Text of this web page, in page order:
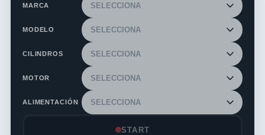
MARCA
MODELO
CILINDROS
MOTOR
ALIMENTACIÓN
START